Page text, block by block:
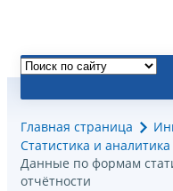
Главная страница
Статистика и аналитика
Данные по формам
отчётности